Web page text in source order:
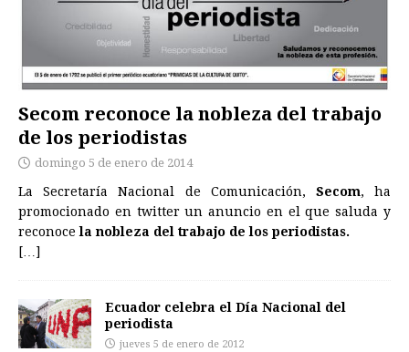
Secom reconoce la nobleza del trabajo
de los periodistas
domingo 5 de enero de 2014
La Secretaría Nacional de Comunicación, Secom, ha
promocionado en twitter un anuncio en el que saluda y
reconocela nobleza del trabajo de los periodistas.
[…]
Ecuador celebra el Día Nacional del
periodista
jueves 5 de enero de 2012